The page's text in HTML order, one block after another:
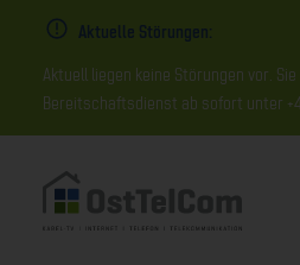
Aktuelle Störungen:
Aktuell liegen keine Störungen vor.
Bereitschaftsdienst ab sofort unter